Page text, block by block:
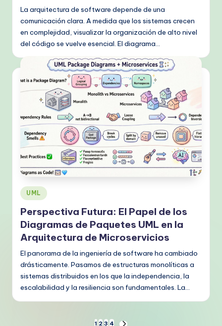
La arquitectura de software depende de una
comunicación clara. A medida que los sistemas crecen
en complejidad, visualizar la organización de alto nivel
del código se vuelve esencial. El diagrama…
Publicado
en
UML
Perspectiva Futura: El Papel de los
Diagramas de Paquetes UML en la
Arquitectura de Microservicios
El panorama de la ingeniería de software ha cambiado
drásticamente. Pasamos de estructuras monolíticas a
sistemas distribuidos en los que la independencia, la
escalabilidad y la resiliencia son fundamentales. La…
1 2 3 4